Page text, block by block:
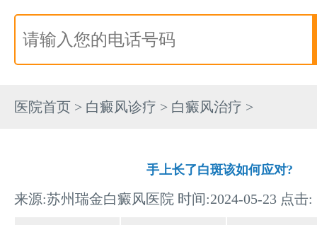
医院首页 > 白癜风诊疗 > 白癜风治疗 >
手上长了白斑该如何应对?
来源:苏州瑞金白癜风医院 时间:2024-05-23 点击: